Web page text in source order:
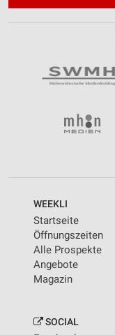
WEEKLI
Startseite
Öffnungszeiten
Alle Prospekte
Angebote
Magazin
SOCIAL